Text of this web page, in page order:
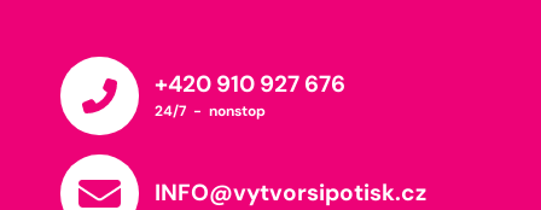
+420 910 927 676
24/7 - nonstop
INFO@vytvorsipotisk.cz